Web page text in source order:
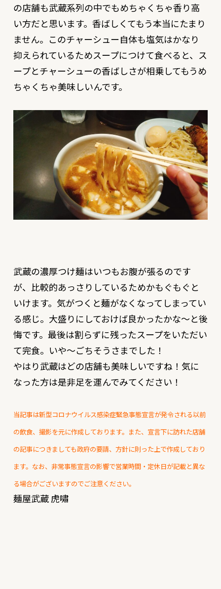
の店舗も武蔵系列の中でもめちゃくちゃ香り高
い方だと思います。香ばしくてもう本当にたまり
ません。このチャーシュー自体も塩気はかなり
抑えられているためスープにつけて食べると、ス
ープとチャーシューの香ばしさが相乗してもうめ
ちゃくちゃ美味しいんです。
武蔵の濃厚つけ麺はいつもお腹が張るのです
が、比較的あっさりしているためかもぐもぐと
いけます。気がつくと麺がなくなってしまってい
る感じ。大盛りにしておけば良かったかな〜と後
悔です。最後は割らずに残ったスープをいただい
て完食。いや〜ごちそうさまでした！
やはり武蔵はどの店舗も美味しいですね！気に
なった方は是非足を運んでみてください！
当記事は新型コロナウイルス感染症緊急事態宣言が発令される以前
の飲食、撮影を元に作成しております。また、宣言下に訪れた店舗
の記事につきましても政府の要請、方針に則った上で作成しており
ます。なお、非常事態宣言の影響で営業時間・定休日が記載と異な
る場合がございますのでご注意ください。
麺屋武蔵 虎嘯